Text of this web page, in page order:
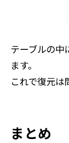
テーブルの中
ます。
これで復元は
まとめ